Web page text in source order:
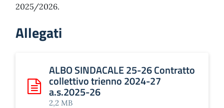
2025/2026.
Allegati
Scarica: ALBO SINDACALE 25-26 Contratto collettivo
ALBO SINDACALE 25-26 Contratto
collettivo trienno 2024-27
a.s.2025-26
2,2 MB